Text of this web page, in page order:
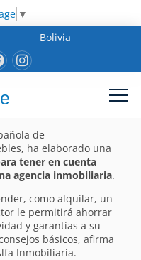
▼
Bolivia
de
ha elaborado una
tener en cuenta
agencia inmobiliaria.
como alquilar, un
le permitirá ahorrar
y garantías a su
básicos, afirma
Inmobiliaria.